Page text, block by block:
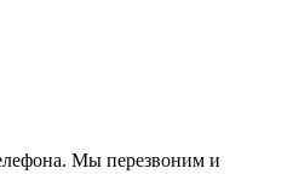
Мы перезвоним и